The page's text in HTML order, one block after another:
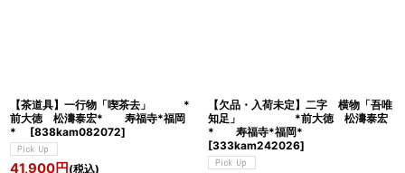
【茶道具】一行物「喫茶去」 *
前大徳 松濤泰宏* 寿福寺*福岡
*
[838kam082072]
41,900円 (税込)
【欠品・入荷未定】二字 横物「吾唯
知足」 *前大徳 松濤泰宏
* 寿福寺*福岡*
[333kam242026]